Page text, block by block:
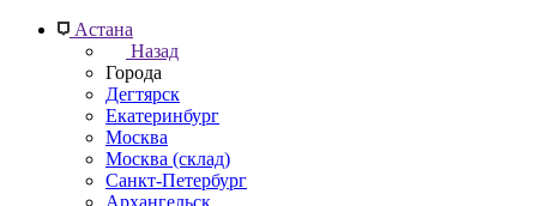
Астана
Назад
Города
Дегтярск
Екатеринбург
Москва
Москва (склад)
Санкт-Петербург
Архангельск